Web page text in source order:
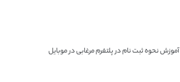
آموزش نحوه ثبت نام در پلتفرم مرغابی در موبایل